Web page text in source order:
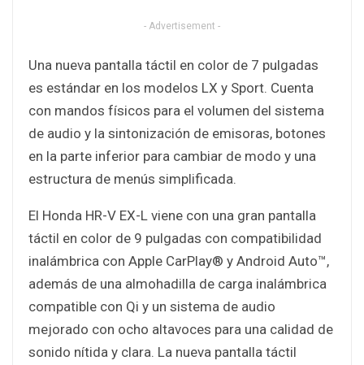
- Advertisement -
Una nueva pantalla táctil en color de 7 pulgadas
es estándar en los modelos LX y Sport. Cuenta
con mandos físicos para el volumen del sistema
de audio y la sintonización de emisoras, botones
en la parte inferior para cambiar de modo y una
estructura de menús simplificada.
El Honda HR-V EX-L viene con una gran pantalla
táctil en color de 9 pulgadas con compatibilidad
inalámbrica con Apple CarPlay® y Android Auto™,
además de una almohadilla de carga inalámbrica
compatible con Qi y un sistema de audio
mejorado con ocho altavoces para una calidad de
sonido nítida y clara. La nueva pantalla táctil